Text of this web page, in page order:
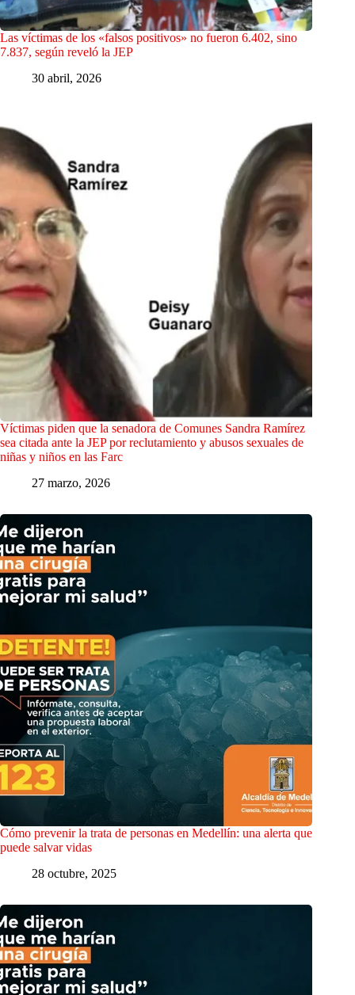
Las víctimas de los «falsos positivos» no fueron 6.402, sino
7.837, según reveló la JEP
30 abril, 2026
Víctimas piden que la senadora de Comunes Sandra Ramírez
sea citada ante la JEP por reclutamiento y abusos sexuales de
niñas y niños en las Farc
27 marzo, 2026
Cómo prevenir la trata de personas en Medellín: una alerta que
puede salvar vidas
28 octubre, 2025